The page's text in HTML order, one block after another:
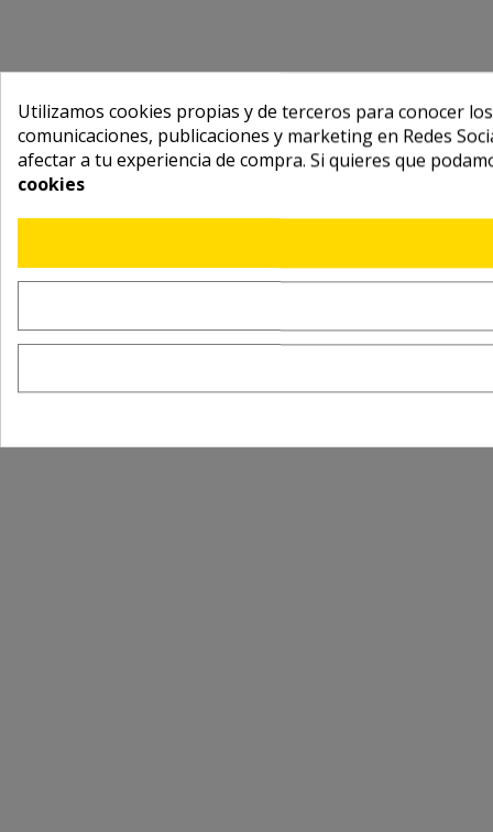
Utilizamos cookies propias y de terceros para conocer
comunicaciones, publicaciones y marketing en Redes
afectar a tu experiencia de compra. Si quieres que
cookies